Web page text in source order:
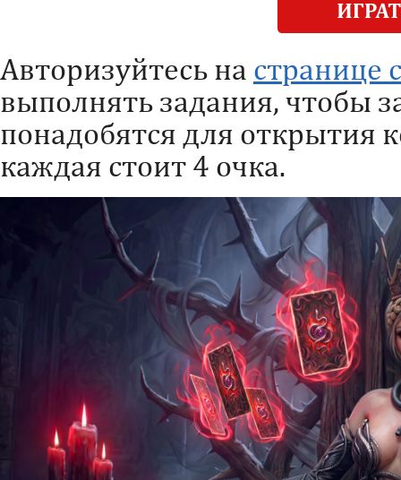
Авторизуйтесь на странице
выполнять задания, чтобы
понадобятся для открытия
каждая стоит 4 очка.